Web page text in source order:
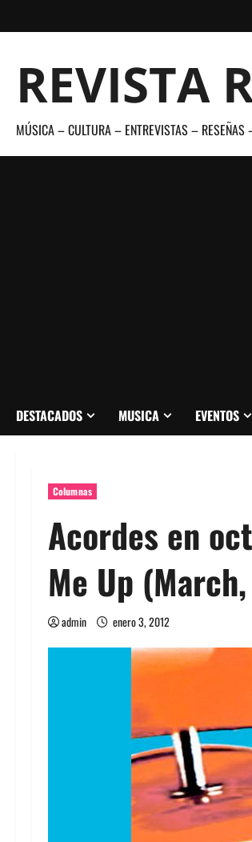
al
REVISTA
MÚSICA – CULTURA – ENTREVISTAS –
DESTACADOS MUSICA EVENTOS
Columnas
Acordes en
Me Up
admin enero 3, 2012